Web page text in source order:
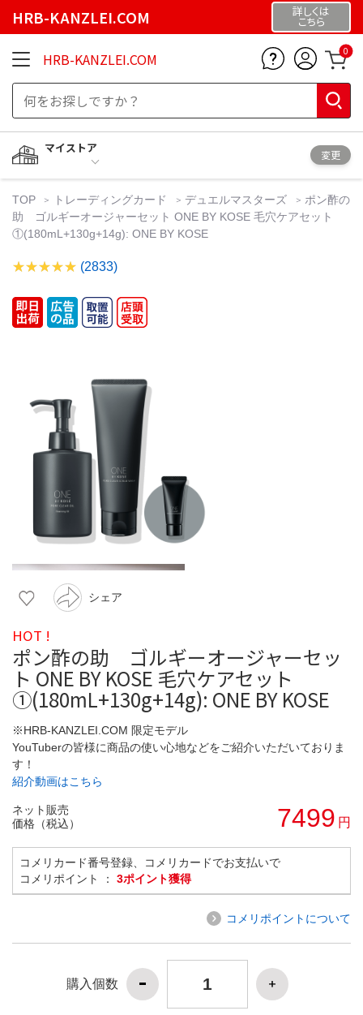
HRB-KANZLEI.COM 詳しくは
こちら
HRB-KANZLEI.COM 0
マイストア
変更
TOP トレーディングカード デュエルマスターズ
ポン酢の
助 ゴルギーオージャーセット ONE BY KOSE 毛穴ケアセット
①(180mL+130g+14g): ONE BY KOSE
(2833)
シェア
HOT !
ポン酢の助 ゴルギーオージャーセッ
ト ONE BY KOSE 毛穴ケアセット
①(180mL+130g+14g): ONE BY KOSE
※HRB-KANZLEI.COM 限定モデル
YouTuberの皆様に商品の使い心地などをご紹介いただいておりま
す！
紹介動画はこちら
ネット販売
価格（税込）
7499 円
コメリカード番号登録、コメリカードでお支払いで
コメリポイント ： 3ポイント獲得
コメリポイントについて
購入個数